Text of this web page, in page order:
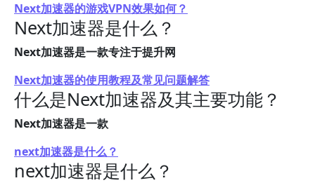
Next加速器的游戏VPN效果如何？
Next加速器是什么？
Next加速器是一款专注于提升网
Next加速器的使用教程及常见问题解答
什么是Next加速器及其主要功能？
Next加速器是一款
next加速器是什么？
next加速器是什么？